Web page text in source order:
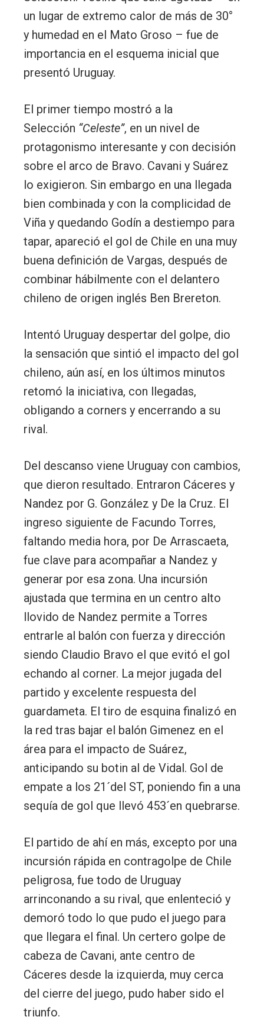
un lugar de extremo calor de más de 30°
y humedad en el Mato Groso – fue de
importancia en el esquema inicial que
presentó Uruguay.
El primer tiempo mostró a la
Selección “Celeste”, en un nivel de
protagonismo interesante y con decisión
sobre el arco de Bravo. Cavani y Suárez
lo exigieron. Sin embargo en una llegada
bien combinada y con la complicidad de
Viña y quedando Godín a destiempo para
tapar, apareció el gol de Chile en una muy
buena definición de Vargas, después de
combinar hábilmente con el delantero
chileno de origen inglés Ben Brereton.
Intentó Uruguay despertar del golpe, dio
la sensación que sintió el impacto del gol
chileno, aún así, en los últimos minutos
retomó la iniciativa, con llegadas,
obligando a corners y encerrando a su
rival.
Del descanso viene Uruguay con cambios,
que dieron resultado. Entraron Cáceres y
Nandez por G. González y De la Cruz. El
ingreso siguiente de Facundo Torres,
faltando media hora, por De Arrascaeta,
fue clave para acompañar a Nandez y
generar por esa zona. Una incursión
ajustada que termina en un centro alto
llovido de Nandez permite a Torres
entrarle al balón con fuerza y dirección
siendo Claudio Bravo el que evitó el gol
echando al corner. La mejor jugada del
partido y excelente respuesta del
guardameta. El tiro de esquina finalizó en
la red tras bajar el balón Gimenez en el
área para el impacto de Suárez,
anticipando su botin al de Vidal. Gol de
empate a los 21´del ST, poniendo fin a una
sequía de gol que llevó 453´en quebrarse.
El partido de ahí en más, excepto por una
incursión rápida en contragolpe de Chile
peligrosa, fue todo de Uruguay
arrinconando a su rival, que enlenteció y
demoró todo lo que pudo el juego para
que llegara el final. Un certero golpe de
cabeza de Cavani, ante centro de
Cáceres desde la izquierda, muy cerca
del cierre del juego, pudo haber sido el
triunfo.